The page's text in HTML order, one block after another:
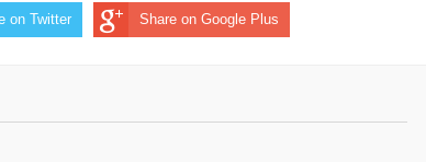
on Twitter Share on Google Plus